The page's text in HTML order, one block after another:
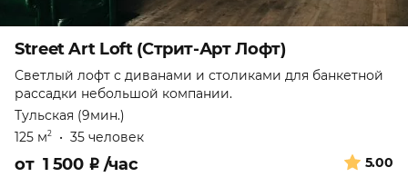
Street Art Loft (Стрит-Арт Лофт)
Светлый лофт с диванами и столиками для банкетной
рассадки небольшой компании.
Тульская (9мин.)
125 м2 • 35 человек
5.00
от 1 500 ₽ /час